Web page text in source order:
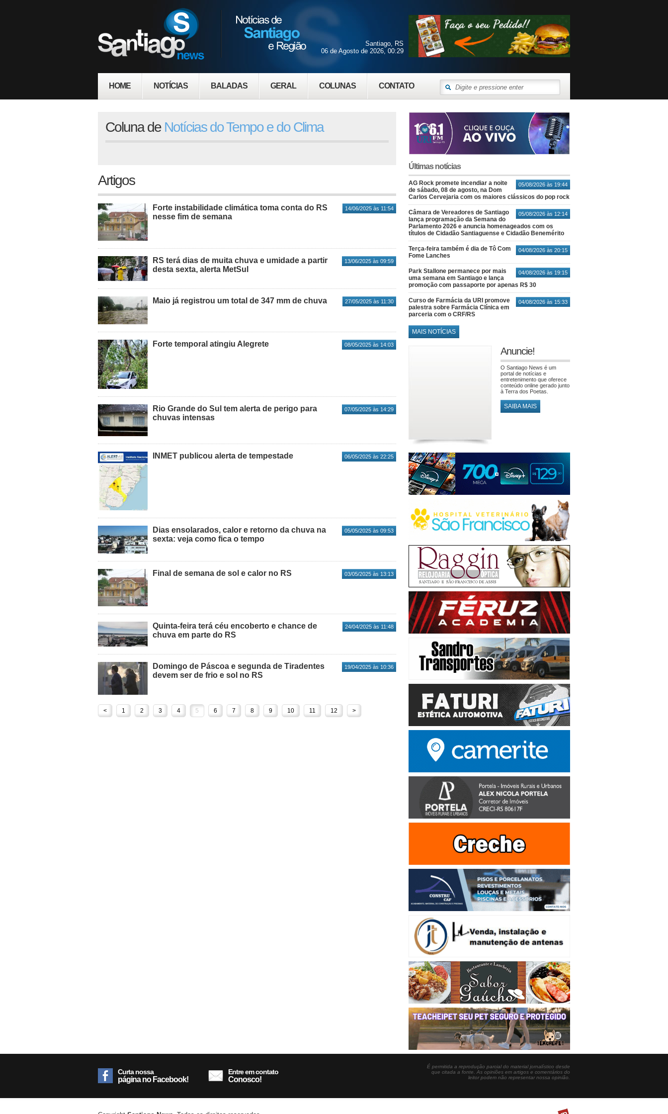
HOME NOTÍCIAS BALADAS GERAL COLUNAS CONTATO
Santiago, RS
06 de Agosto de 2026, 00:29
Coluna de Notícias do Tempo e do Clima
Artigos
14/06/2025 às 11:54
Forte instabilidade climática toma conta do RS
nesse fim de semana
13/06/2025 às 09:59
RS terá dias de muita chuva e umidade a partir
desta sexta, alerta MetSul
27/05/2025 às 11:30
Maio já registrou um total de 347 mm de chuva
08/05/2025 às 14:03
Forte temporal atingiu Alegrete
07/05/2025 às 14:29
Rio Grande do Sul tem alerta de perigo para
chuvas intensas
06/05/2025 às 22:25
INMET publicou alerta de tempestade
05/05/2025 às 09:53
Dias ensolarados, calor e retorno da chuva na
sexta: veja como fica o tempo
03/05/2025 às 13:13
Final de semana de sol e calor no RS
24/04/2025 às 11:48
Quinta-feira terá céu encoberto e chance de
chuva em parte do RS
19/04/2025 às 10:36
Domingo de Páscoa e segunda de Tiradentes
devem ser de frio e sol no RS
< 1 2 3 4 5 6 7 8 9 10 11 12 >
Últimas notícias
05/08/2026 às 19:44
AG Rock promete incendiar a noite
de sábado, 08 de agosto, na Dom
Carlos Cervejaria com os maiores clássicos do pop rock
05/08/2026 às 12:14
Câmara de Vereadores de Santiago
lança programação da Semana do
Parlamento 2026 e anuncia homenageados com os
títulos de Cidadão Santiaguense e Cidadão Benemérito
04/08/2026 às 20:15
Terça-feira também é dia de Tô Com
Fome Lanches
04/08/2026 às 19:15
Park Stallone permanece por mais
uma semana em Santiago e lança
promoção com passaporte por apenas R$ 30
04/08/2026 às 15:33
Curso de Farmácia da URI promove
palestra sobre Farmácia Clínica em
parceria com o CRF/RS
MAIS NOTÍCIAS
Anuncie!
O Santiago News é um
portal de notícias e
entretenimento que oferece
conteúdo online gerado junto
à Terra dos Poetas.
SAIBA MAIS
Curta nossa
página no Facebook!
Entre em contato
Conosco!
É permitida a reprodução parcial do material jornalístico desde
que citada a fonte. As opiniões em artigos e comentários do
leitor podem não representar nossa opinião.